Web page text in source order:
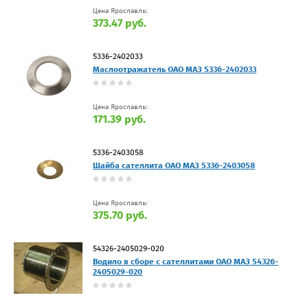
Цена Ярославль:
373.47 руб.
5336-2402033
Маслоотражатель ОАО МАЗ 5336-2402033
Цена Ярославль:
171.39 руб.
5336-2403058
Шайба сателлита ОАО МАЗ 5336-2403058
Цена Ярославль:
375.70 руб.
54326-2405029-020
Водило в сборе с сателлитами ОАО МАЗ 54326-
2405029-020